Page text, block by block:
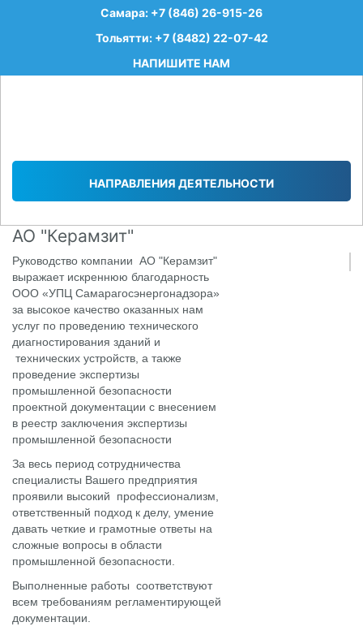
Самара: +7 (846) 26-915-26
Тольятти: +7 (8482) 22-07-42
НАПИШИТЕ НАМ
НАПРАВЛЕНИЯ ДЕЯТЕЛЬНОСТИ
АО "Керамзит"
Руководство компании АО "Керамзит"
выражает искреннюю благодарность
ООО «УПЦ Самарагосэнергонадзора»
за высокое качество оказанных нам
услуг по проведению технического
диагностирования зданий и
технических устройств, а также
проведение экспертизы
промышленной безопасности
проектной документации с внесением
в реестр заключения экспертизы
промышленной безопасности
За весь период сотрудничества
специалисты Вашего предприятия
проявили высокий профессионализм,
ответственный подход к делу, умение
давать четкие и грамотные ответы на
сложные вопросы в области
промышленной безопасности.
Выполненные работы соответствуют
всем требованиям регламентирующей
документации.